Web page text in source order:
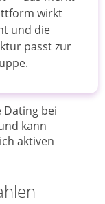
wirkt
und die
passt zur
Dating bei
kann
aktiven